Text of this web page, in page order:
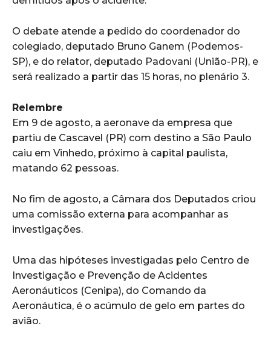
O debate atende a pedido do coordenador do
colegiado, deputado Bruno Ganem (Podemos-
SP), e do relator, deputado Padovani (União-PR), e
será realizado a partir das 15 horas, no plenário 3.
Relembre
Em 9 de agosto, a aeronave da empresa que
partiu de Cascavel (PR) com destino a São Paulo
caiu em Vinhedo, próximo à capital paulista,
matando 62 pessoas.
No fim de agosto, a Câmara dos Deputados criou
uma comissão externa para acompanhar as
investigações.
Uma das hipóteses investigadas pelo Centro de
Investigação e Prevenção de Acidentes
Aeronáuticos (Cenipa), do Comando da
Aeronáutica, é o acúmulo de gelo em partes do
avião.